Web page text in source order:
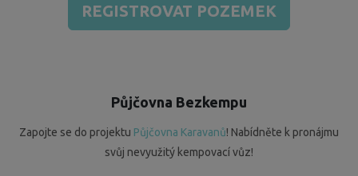
REGISTROVAT POZEMEK
Půjčovna Bezkempu
Zapojte se do projektu Půjčovna Karavanů! Nabídněte k pronájmu
svůj nevyužitý kempovací vůz!